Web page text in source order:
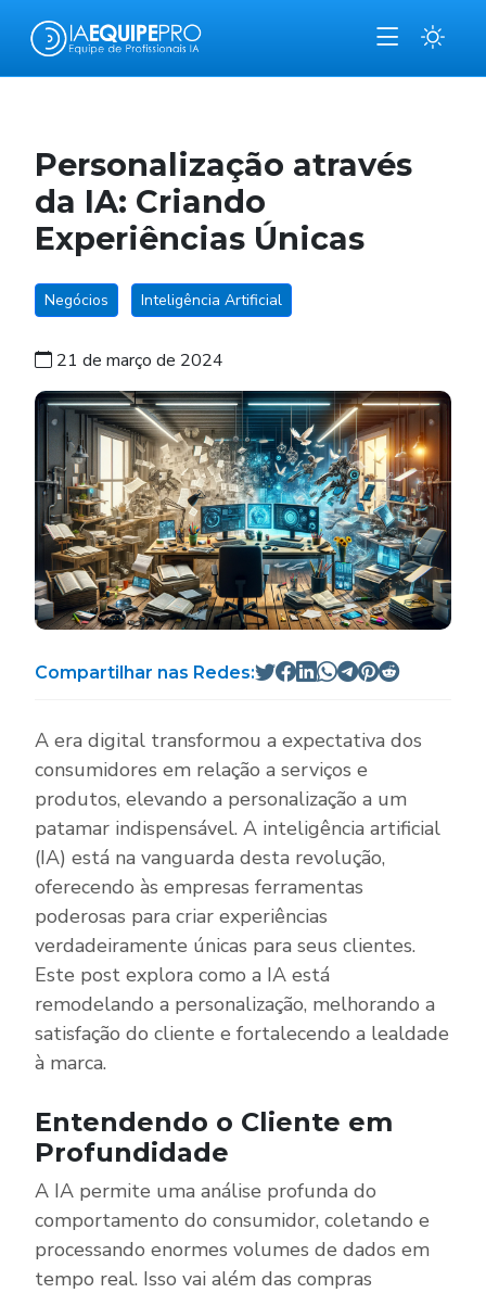
Personalização através
da IA: Criando
Experiências Únicas
Negócios Inteligência Artificial
21 de março de 2024
Compartilhar nas Redes:
A era digital transformou a expectativa dos
consumidores em relação a serviços e
produtos, elevando a personalização a um
patamar indispensável. A inteligência artificial
(IA) está na vanguarda desta revolução,
oferecendo às empresas ferramentas
poderosas para criar experiências
verdadeiramente únicas para seus clientes.
Este post explora como a IA está
remodelando a personalização, melhorando a
satisfação do cliente e fortalecendo a lealdade
à marca.
Entendendo o Cliente em
Profundidade
A IA permite uma análise profunda do
comportamento do consumidor, coletando e
processando enormes volumes de dados em
tempo real. Isso vai além das compras